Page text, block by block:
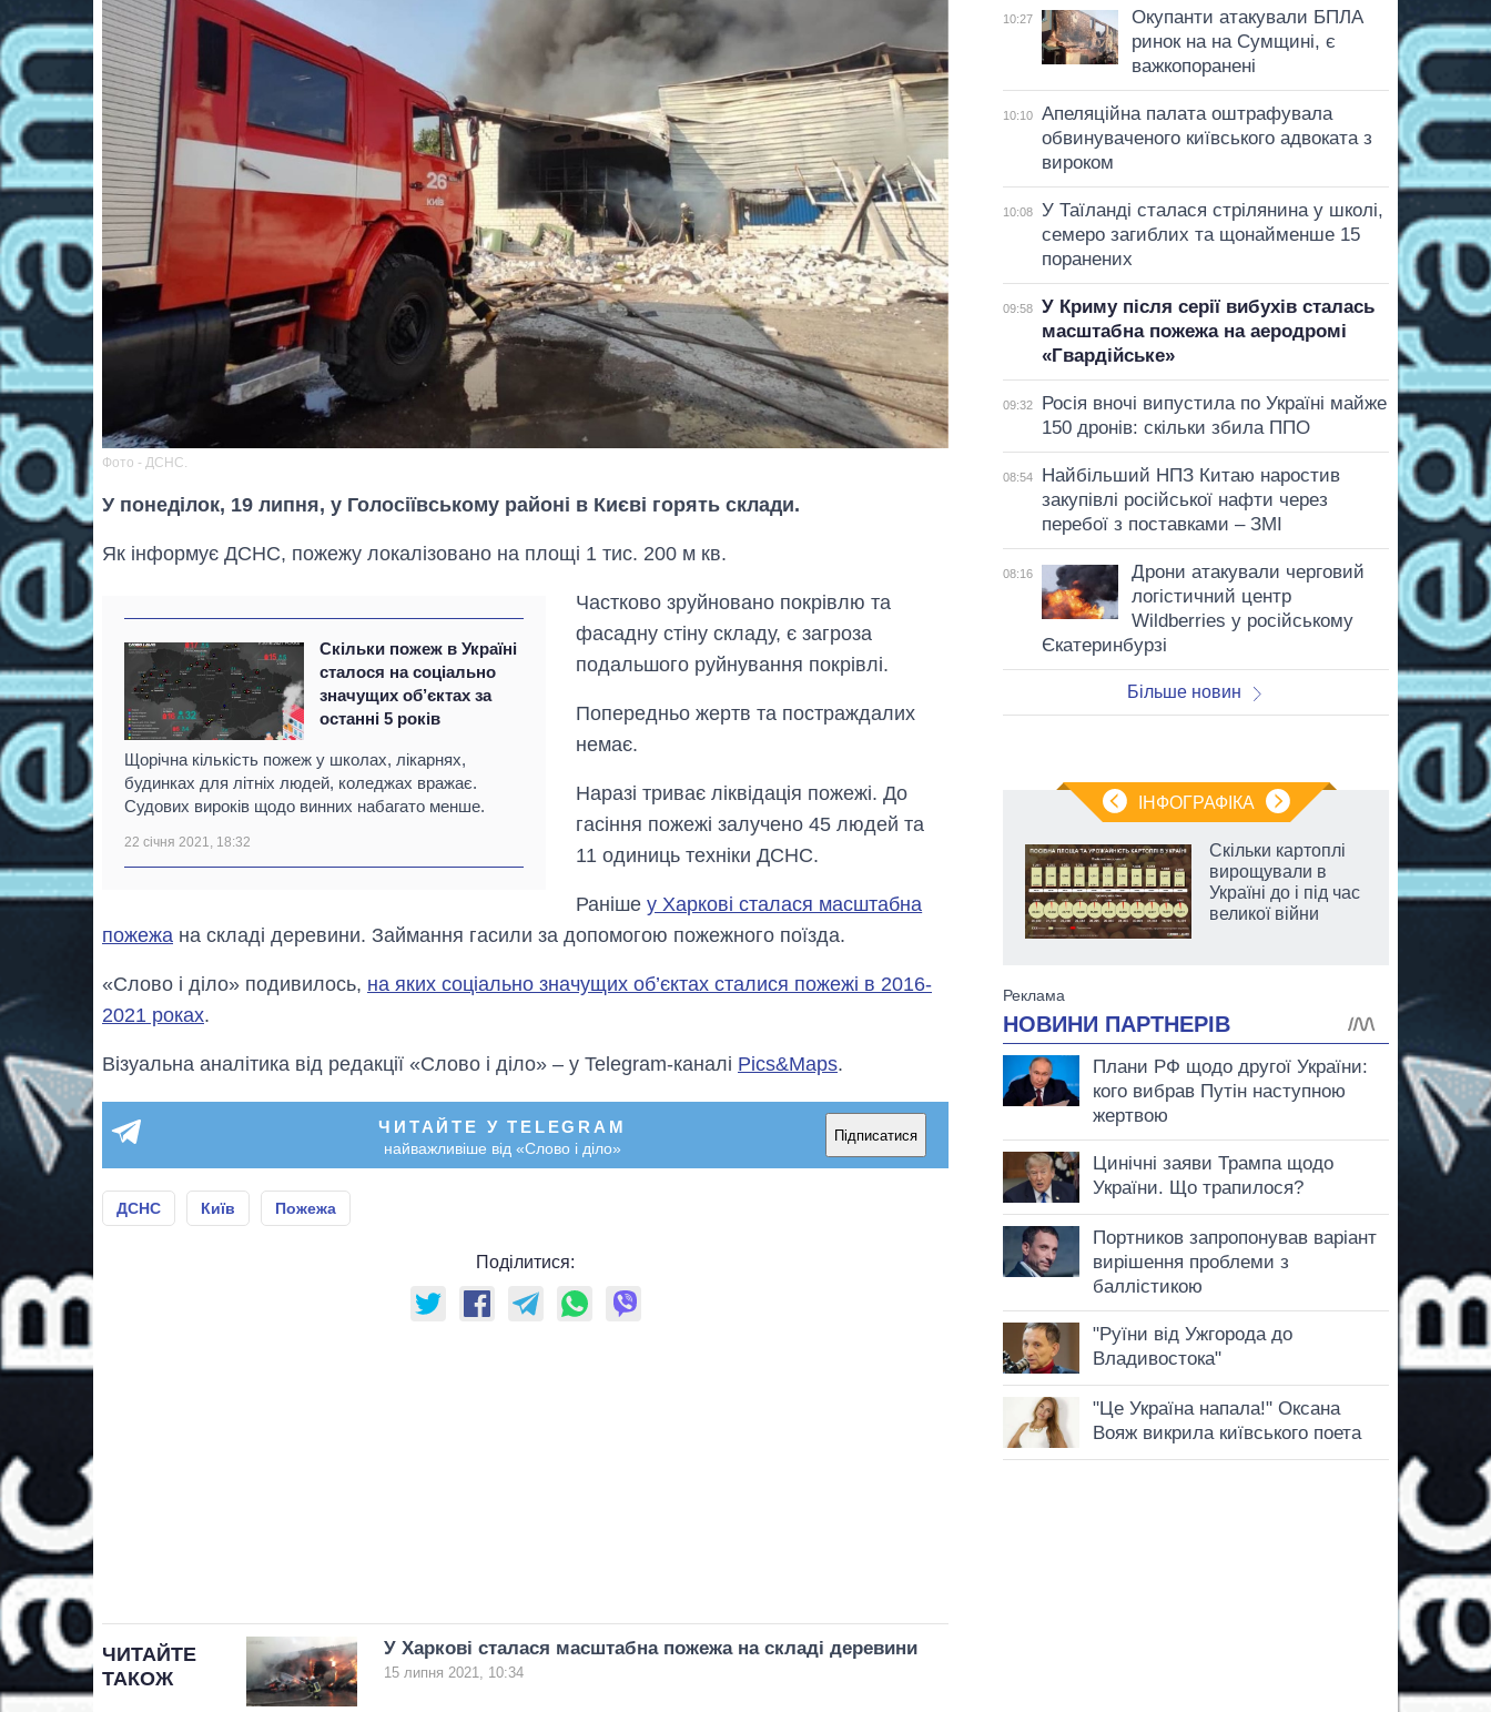
Фото - ДСНС.
У понеділок, 19 липня, у Голосіївському районі в Києві горять склади.
Як інформує ДСНС, пожежу локалізовано на площі 1 тис. 200 м кв.
Скільки пожеж в Україні
сталося на соціально
значущих об’єктах за
останні 5 років
Щорічна кількість пожеж у школах, лікарнях,
будинках для літніх людей, коледжах вражає.
Судових вироків щодо винних набагато менше.
22 січня 2021, 18:32
Частково зруйновано покрівлю та
фасадну стіну складу, є загроза
подальшого руйнування покрівлі.
Попередньо жертв та постраждалих
немає.
Наразі триває ліквідація пожежі. До
гасіння пожежі залучено 45 людей та
11 одиниць техніки ДСНС.
Ранішеу Харкові сталася масштабна
пожежа на складі деревини. Займання гасили за допомогою пожежного поїзда.
«Слово і діло» подивилось, на яких соціально значущих об’єктах сталися пожежі в 2016-
2021 роках.
Візуальна аналітика від редакції «Слово і діло» – у Telegram-каналі Pics&Maps.
ЧИТАЙТЕ У TELEGRAM
найважливіше від «Слово і діло»
Підписатися
ДСНС Київ Пожежа
Поділитися:
ЧИТАЙТЕ
ТАКОЖ
У Харкові сталася масштабна пожежа на складі деревини
15 липня 2021, 10:34
10:27
Окупанти атакували БПЛА
ринок на на Сумщині, є
важкопоранені
10:10
Апеляційна палата оштрафувала
обвинуваченого київського адвоката з
вироком
10:08
У Таїланді сталася стрілянина у школі,
семеро загиблих та щонайменше 15
поранених
09:58
У Криму після серії вибухів сталась
масштабна пожежа на аеродромі
«Гвардійське»
09:32
Росія вночі випустила по Україні майже
150 дронів: скільки збила ППО
08:54
Найбільший НПЗ Китаю наростив
закупівлі російської нафти через
перебої з поставками – ЗМІ
08:16
Дрони атакували черговий
логістичний центр
Wildberries у російському
Єкатеринбурзі
Більше новин
ІНФОГРАФІКА
за літо: Київ та
область стали
головною ціллю
Скільки картоплі
вирощували в
Україні до і під час
великої війни